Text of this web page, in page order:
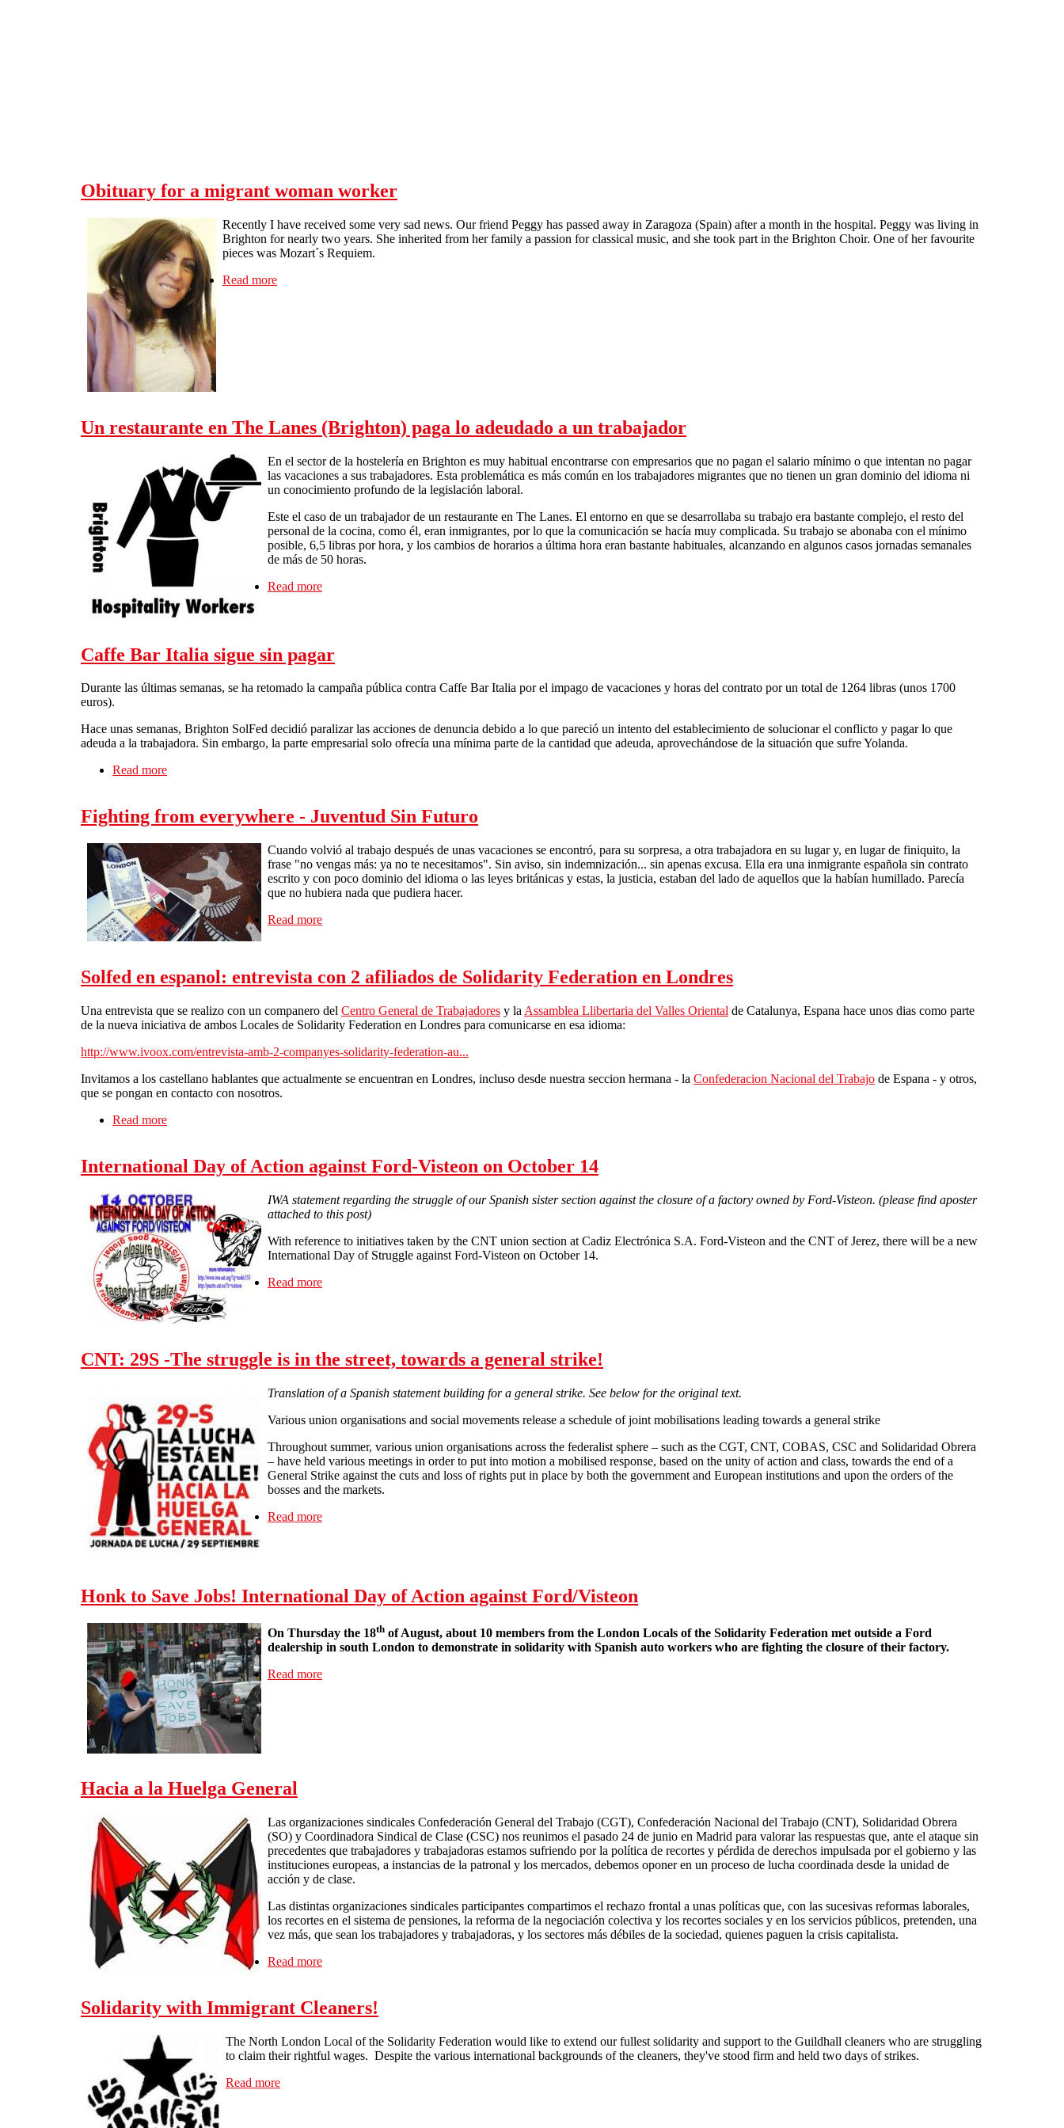
Obituary for a migrant woman worker
Recently I have received some very sad news. Our friend Peggy has passed away in Zaragoza (Spain) after a month in the hospital. Peggy was living in
Brighton for nearly two years. She inherited from her family a passion for classical music, and she took part in the Brighton Choir. One of her favourite
pieces was Mozart´s Requiem.
Read more
Un restaurante en The Lanes (Brighton) paga lo adeudado a un trabajador
En el sector de la hostelería en Brighton es muy habitual encontrarse con empresarios que no pagan el salario mínimo o que intentan no pagar
las vacaciones a sus trabajadores. Esta problemática es más común en los trabajadores migrantes que no tienen un gran dominio del idioma ni
un conocimiento profundo de la legislación laboral.
Este el caso de un trabajador de un restaurante en The Lanes. El entorno en que se desarrollaba su trabajo era bastante complejo, el resto del
personal de la cocina, como él, eran inmigrantes, por lo que la comunicación se hacía muy complicada. Su trabajo se abonaba con el mínimo
posible, 6,5 libras por hora, y los cambios de horarios a última hora eran bastante habituales, alcanzando en algunos casos jornadas semanales
de más de 50 horas.
Read more
Caffe Bar Italia sigue sin pagar
Durante las últimas semanas, se ha retomado la campaña pública contra Caffe Bar Italia por el impago de vacaciones y horas del contrato por un total de 1264 libras (unos 1700
euros).
Hace unas semanas, Brighton SolFed decidió paralizar las acciones de denuncia debido a lo que pareció un intento del establecimiento de solucionar el conflicto y pagar lo que
adeuda a la trabajadora. Sin embargo, la parte empresarial solo ofrecía una mínima parte de la cantidad que adeuda, aprovechándose de la situación que sufre Yolanda.
Read more
Fighting from everywhere - Juventud Sin Futuro
Cuando volvió al trabajo después de unas vacaciones se encontró, para su sorpresa, a otra trabajadora en su lugar y, en lugar de finiquito, la
frase "no vengas más: ya no te necesitamos". Sin aviso, sin indemnización... sin apenas excusa. Ella era una inmigrante española sin contrato
escrito y con poco dominio del idioma o las leyes británicas y estas, la justicia, estaban del lado de aquellos que la habían humillado. Parecía
que no hubiera nada que pudiera hacer.
Read more
Solfed en espanol: entrevista con 2 afiliados de Solidarity Federation en Londres
Una entrevista que se realizo con un companero del Centro General de Trabajadores y la Assamblea Llibertaria del Valles Oriental de Catalunya, Espana hace unos dias como parte
de la nueva iniciativa de ambos Locales de Solidarity Federation en Londres para comunicarse en esa idioma:
http://www.ivoox.com/entrevista-amb-2-companyes-solidarity-federation-au...
Invitamos a los castellano hablantes que actualmente se encuentran en Londres, incluso desde nuestra seccion hermana - la Confederacion Nacional del Trabajo de Espana - y otros,
que se pongan en contacto con nosotros.
Read more
International Day of Action against Ford-Visteon on October 14
IWA statement regarding the struggle of our Spanish sister section against the closure of a factory owned by Ford-Visteon. (please find aposter
attached to this post)
With reference to initiatives taken by the CNT union section at Cadiz Electrónica S.A. Ford-Visteon and the CNT of Jerez, there will be a new
International Day of Struggle against Ford-Visteon on October 14.
Read more
CNT: 29S -The struggle is in the street, towards a general strike!
Translation of a Spanish statement building for a general strike. See below for the original text.
Various union organisations and social movements release a schedule of joint mobilisations leading towards a general strike
Throughout summer, various union organisations across the federalist sphere – such as the CGT, CNT, COBAS, CSC and Solidaridad Obrera
– have held various meetings in order to put into motion a mobilised response, based on the unity of action and class, towards the end of a
General Strike against the cuts and loss of rights put in place by both the government and European institutions and upon the orders of the
bosses and the markets.
Read more
Honk to Save Jobs! International Day of Action against Ford/Visteon
On Thursday the 18th of August, about 10 members from the London Locals of the Solidarity Federation met outside a Ford
dealership in south London to demonstrate in solidarity with Spanish auto workers who are fighting the closure of their factory.
Read more
Hacia a la Huelga General
Las organizaciones sindicales Confederación General del Trabajo (CGT), Confederación Nacional del Trabajo (CNT), Solidaridad Obrera
(SO) y Coordinadora Sindical de Clase (CSC) nos reunimos el pasado 24 de junio en Madrid para valorar las respuestas que, ante el ataque sin
precedentes que trabajadores y trabajadoras estamos sufriendo por la política de recortes y pérdida de derechos impulsada por el gobierno y las
instituciones europeas, a instancias de la patronal y los mercados, debemos oponer en un proceso de lucha coordinada desde la unidad de
acción y de clase.
Las distintas organizaciones sindicales participantes compartimos el rechazo frontal a unas políticas que, con las sucesivas reformas laborales,
los recortes en el sistema de pensiones, la reforma de la negociación colectiva y los recortes sociales y en los servicios públicos, pretenden, una
vez más, que sean los trabajadores y trabajadoras, y los sectores más débiles de la sociedad, quienes paguen la crisis capitalista.
Read more
Solidarity with Immigrant Cleaners!
The North London Local of the Solidarity Federation would like to extend our fullest solidarity and support to the Guildhall cleaners who are struggling
to claim their rightful wages. Despite the various international backgrounds of the cleaners, they've stood firm and held two days of strikes.
Read more